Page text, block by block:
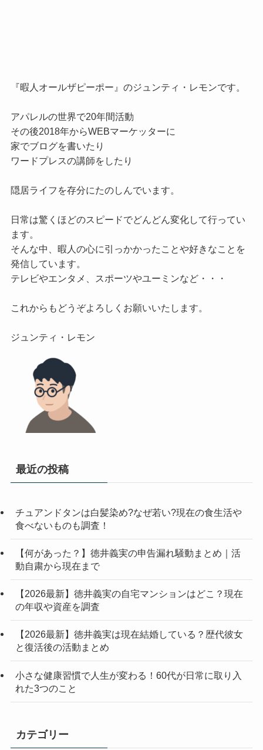
『暇人オールザピーポー』のジュンティ・レモンです。
アパレルの世界で20年間活動
その後2018年からWEBマーケッターに
家でブログを書いたり
ワードプレスの講師をしたり
隠居ライフを存分にたのしんでいます。
日常は驚くほどのスピードでどんどん変化して行ってい
ます。
そんな中、暇人の心に引っかかったことや好きなことを
発信しています。
テレビやエンタメ、スポーツやユーミンなど・・・
これからもどうぞよろしくお願いいたします。
最近の投稿
チュアンドタンは白髪染め?なぜ若い?現在の食生活や
食べないものも調査！
【何があった？】徳井義実の申告漏れ騒動まとめ｜活
動自粛から現在まで
【2026最新】徳井義実の自宅マンションはどこ？現在
の年収や資産を調査
【2026最新】徳井義実は現在結婚している？歴代彼女
と復活後の活動まとめ
小さな健康習慣で人生が変わる！60代が日常に取り入
れた3つのこと
カテゴリー